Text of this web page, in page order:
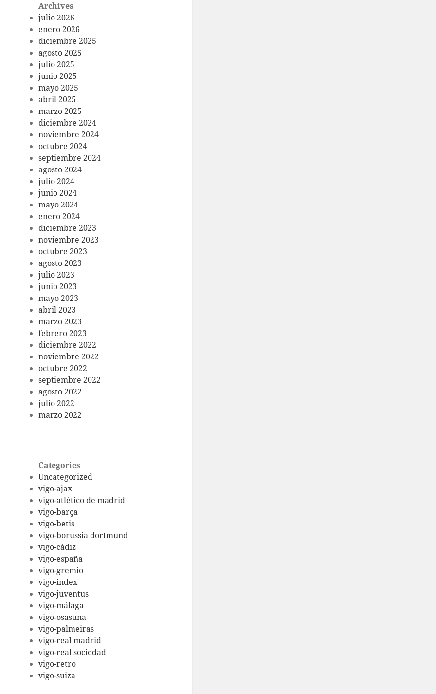
Archives
julio 2026
enero 2026
diciembre 2025
agosto 2025
julio 2025
junio 2025
mayo 2025
abril 2025
marzo 2025
diciembre 2024
noviembre 2024
octubre 2024
septiembre 2024
agosto 2024
julio 2024
junio 2024
mayo 2024
enero 2024
diciembre 2023
noviembre 2023
octubre 2023
agosto 2023
julio 2023
junio 2023
mayo 2023
abril 2023
marzo 2023
febrero 2023
diciembre 2022
noviembre 2022
octubre 2022
septiembre 2022
agosto 2022
julio 2022
marzo 2022
Categories
Uncategorized
vigo-ajax
vigo-atlético de madrid
vigo-barça
vigo-betis
vigo-borussia dortmund
vigo-cádiz
vigo-españa
vigo-gremio
vigo-index
vigo-juventus
vigo-málaga
vigo-osasuna
vigo-palmeiras
vigo-real madrid
vigo-real sociedad
vigo-retro
vigo-suiza